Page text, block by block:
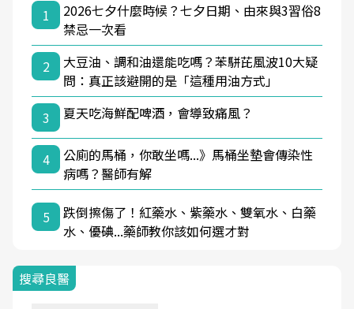
1
2026七夕什麼時候？七夕日期、由來與3習俗8
禁忌一次看
2
大豆油、調和油還能吃嗎？苯駢芘風波10大疑
問：真正該避開的是「這種用油方式」
3
夏天吃海鮮配啤酒，會導致痛風？
4
公廁的馬桶，你敢坐嗎...》馬桶坐墊會傳染性
病嗎？醫師有解
5
跌倒擦傷了！紅藥水、紫藥水、雙氧水、白藥
水、優碘...藥師教你該如何選才對
搜尋良醫